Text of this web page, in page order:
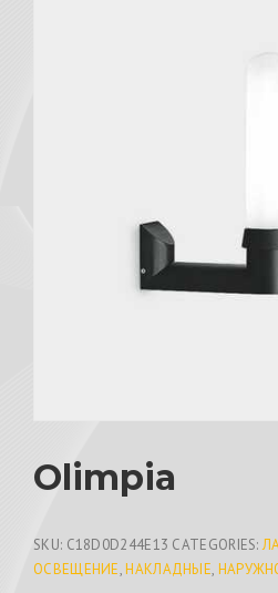
Olimpia
SKU: C18D0D244E13 CATEGORIES:
ОСВЕЩЕНИЕ,НАКЛАДНЫЕ,